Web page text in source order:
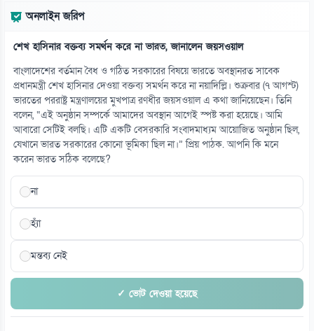
অনলাইন জরিপ
শেখ হাসিনার বক্তব্য সমর্থন করে না ভারত, জানালেন জয়সওয়াল
বাংলাদেশের বর্তমান বৈধ ও গঠিত সরকারের বিষয়ে ভারতে অবস্থানরত সাবেক
প্রধানমন্ত্রী শেখ হাসিনার দেওয়া বক্তব্য সমর্থন করে না নয়াদিল্লি। শুক্রবার (৭ আগস্ট)
ভারতের পররাষ্ট্র মন্ত্রণালয়ের মুখপাত্র রণধীর জয়সওয়াল এ কথা জানিয়েছেন। তিনি
বলেন, “এই অনুষ্ঠান সম্পর্কে আমাদের অবস্থান আগেই স্পষ্ট করা হয়েছে। আমি
আবারো সেটিই বলছি। এটি একটি বেসরকারি সংবাদমাধ্যম আয়োজিত অনুষ্ঠান ছিল,
যেখানে ভারত সরকারের কোনো ভূমিকা ছিল না।” প্রিয় পাঠক. আপনি কি মনে
করেন ভারত সঠিক বলেছে?
না
হ্যাঁ
মন্তব্য নেই
✓ ভোট দেওয়া হয়েছে